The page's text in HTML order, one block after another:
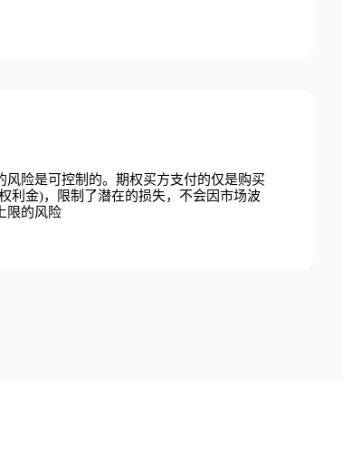
风险是可控制的。期权买方支付的仅是购买
利金)，限制了潜在的损失，不会因市场波
限的风险